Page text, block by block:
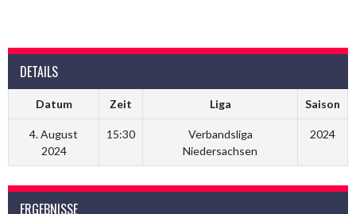
DETAILS
Datum Zeit Liga Saison
4. August
2024
15:30
Verbandsliga
Niedersachsen
2024
ERGEBNISSE